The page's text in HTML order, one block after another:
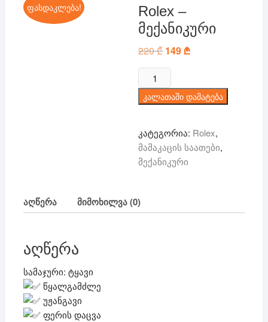
ფასდაკლება!
Rolex –
მექანიკური
220₾ Original
was:
149₾Current
რაოდენობა:
Rolex
- კალათაში დამატება
კატეგორია: Rolex,
მამაკაცის საათები,
მექანიკური
აღწერა მიმოხილვა (0)
აღწერა
სამაჯური: ტყავი
წყალგამძლე
უჟანგავი
ფერის დაცვა